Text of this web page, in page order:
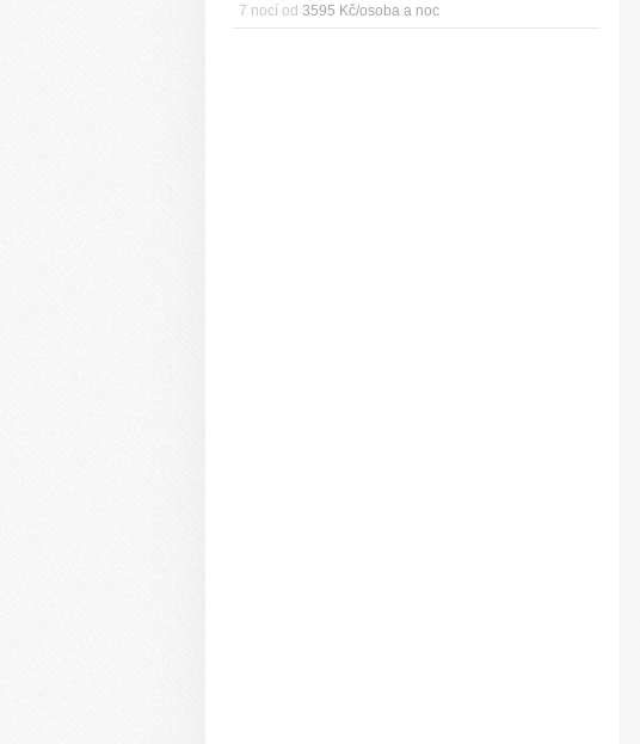
7 nocí od 3595 Kč/osoba a noc